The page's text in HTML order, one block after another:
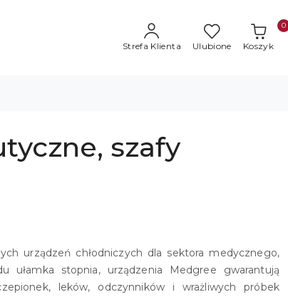
Strefa Klienta Ulubione Koszyk
0
szafy
urządzeń chłodniczych dla sektora medycznego,
ułamka stopnia, urządzenia Medgree gwarantują
leków, odczynników i wrażliwych próbek